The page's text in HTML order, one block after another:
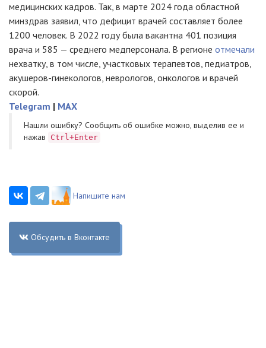
медицинских кадров. Так, в марте 2024 года областной
минздрав заявил, что дефицит врачей составляет более
1200 человек. В 2022 году была вакантна 401 позиция
врача и 585 — среднего медперсонала. В регионе отмечали
нехватку, в том числе, участковых терапевтов, педиатров,
акушеров-гинекологов, неврологов, онкологов и врачей
скорой.
Telegram | MAX
Нашли ошибку? Cообщить об ошибке можно, выделив ее и
нажав
Ctrl+Enter
Напишите нам
Обсудить в Вконтакте